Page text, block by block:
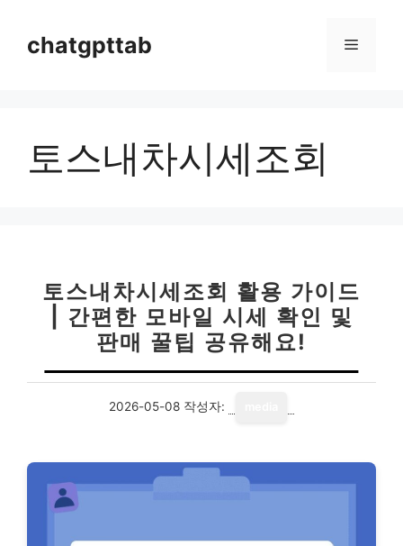
chatgpttab 메
토스내차시세조회
토스내차시세조회 활용 가이드
| 간편한 모바일 시세 확인 및
판매 꿀팁 공유해요!
2026-05-08 작성자: